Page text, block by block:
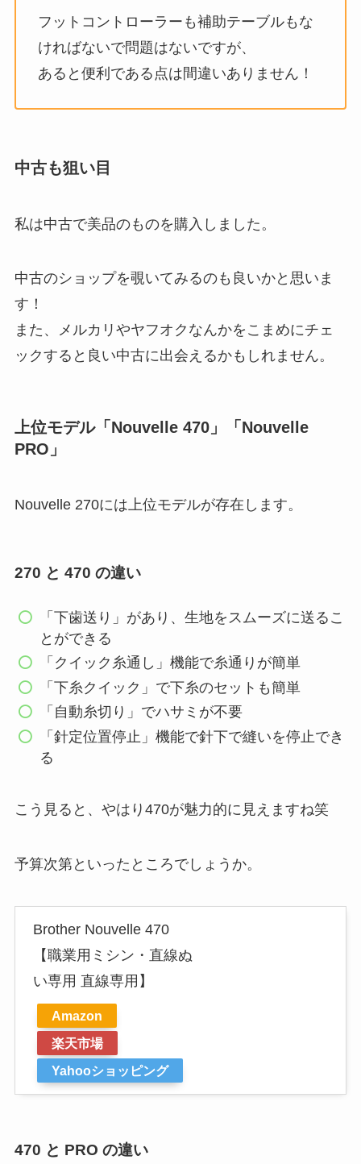
フットコントローラーも補助テーブルもな
ければないで問題はないですが、
あると便利である点は間違いありません！
中古も狙い目
私は中古で美品のものを購入しました。
中古のショップを覗いてみるのも良いかと思いま
す！
また、メルカリやヤフオクなんかをこまめにチェ
ックすると良い中古に出会えるかもしれません。
上位モデル「Nouvelle 470」「Nouvelle
PRO」
Nouvelle 270には上位モデルが存在します。
270 と 470 の違い
「下歯送り」があり、生地をスムーズに送るこ
とができる
「クイック糸通し」機能で糸通りが簡単
「下糸クイック」で下糸のセットも簡単
「自動糸切り」でハサミが不要
「針定位置停止」機能で針下で縫いを停止でき
る
こう見ると、やはり470が魅力的に見えますね笑
予算次第といったところでしょうか。
Brother Nouvelle 470
【職業用ミシン・直線ぬ
い専用 直線専用】
Amazon
楽天市場
Yahooショッピング
470 と PRO の違い